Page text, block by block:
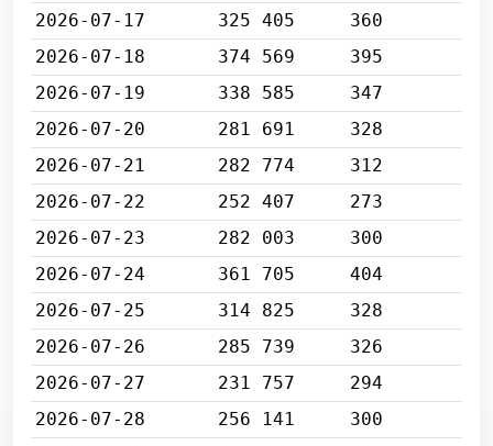
2026-07-17
325 405
360
2026-07-18
374 569
395
2026-07-19
338 585
347
2026-07-20
281 691
328
2026-07-21
282 774
312
2026-07-22
252 407
273
2026-07-23
282 003
300
2026-07-24
361 705
404
2026-07-25
314 825
328
2026-07-26
285 739
326
2026-07-27
231 757
294
2026-07-28
256 141
300